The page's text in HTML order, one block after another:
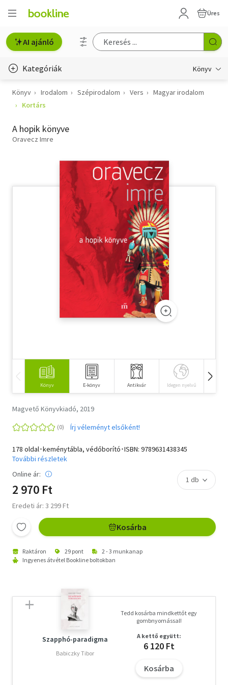
Üres
AI ajánló
Kategóriák Könyv
Életmód, egészség
Gyermek- és ifjúsági
Hobbi, szabadidő
Szótár, nyelvkönyv
Tankönyv, segédkönyv
Társadalomtudomány
Könyv Irodalom Szépirodalom Vers
Magyar irodalom
Kortárs
A hopik könyve
Oravecz Imre
Könyv E-könyv Antikvár Idegen nyelvű
Magvető Könyvkiadó, 2019
Írj véleményt elsőként!
178 oldal･keménytábla, védőborító･ISBN: 9789631438345
További részletek
Online ár:
2 970 Ft
Eredeti ár: 3 299 Ft
Kosárba
Raktáron 29 pont
2 - 3 munkanap
Ingyenes átvétel Bookline boltokban
Szapphó-paradigma
Babiczky Tibor
Tedd kosárba mindkettőt egy
gombnyomással!
A kettő együtt:
6 120 Ft
Kosárba